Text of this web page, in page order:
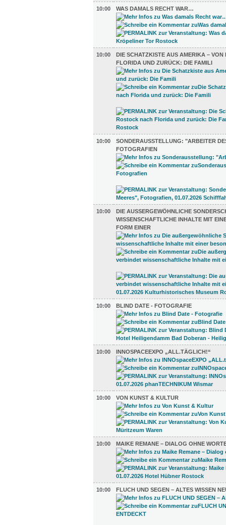
10:00 WAS DAMALS RECHT WAR…
10:00
DIE SCHATZKISTE AUS AMERIKA – VON
FLORIDA UND ZURÜCK: DIE FAMILI
10:00
SONDERAUSSTELLUNG: "ARBEITER
FOTOGRAFIEN
10:00
DIE AUSSERGEWÖHNLICHE
ISSENSCHAFTLICHE INHALTE MIT
ORM EINER
10:00 BLIND DATE - FOTOGRAFIE
10:00 INNOSPACEEXPO „ALL.TÄGLICH!“
10:00 VON KUNST & KULTUR
10:00 MAIKE REMANE – DIALOG OHNE
10:00 FLUCH UND SEGEN – ALTES WISSEN